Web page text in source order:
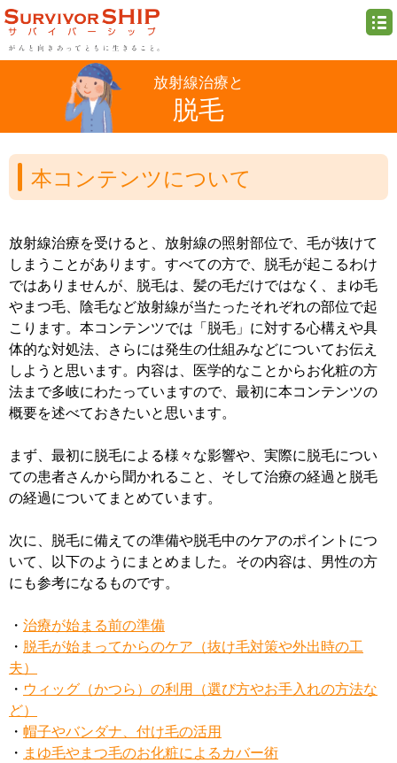
放射線治療と
脱毛
本コンテンツについて
放射線治療を受けると、放射線の照射部位で、毛が抜けて
しまうことがあります。すべての方で、脱毛が起こるわけ
ではありませんが、脱毛は、髪の毛だけではなく、まゆ毛
やまつ毛、陰毛など放射線が当たったそれぞれの部位で起
こります。本コンテンツでは「脱毛」に対する心構えや具
体的な対処法、さらには発生の仕組みなどについてお伝え
しようと思います。内容は、医学的なことからお化粧の方
法まで多岐にわたっていますので、最初に本コンテンツの
概要を述べておきたいと思います。
まず、最初に脱毛による様々な影響や、実際に脱毛につい
ての患者さんから聞かれること、そして治療の経過と脱毛
の経過についてまとめています。
次に、脱毛に備えての準備や脱毛中のケアのポイントにつ
いて、以下のようにまとめました。その内容は、男性の方
にも参考になるものです。
・ 治療が始まる前の準備
・ 脱毛が始まってからのケア（抜け毛対策や外出時の工
夫）
・ ウィッグ（かつら）の利用（選び方やお手入れの方法な
ど）
・ 帽子やバンダナ、付け毛の活用
・ まゆ毛やまつ毛のお化粧によるカバー術